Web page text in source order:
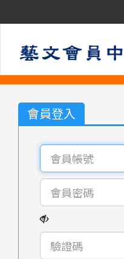
會員登入